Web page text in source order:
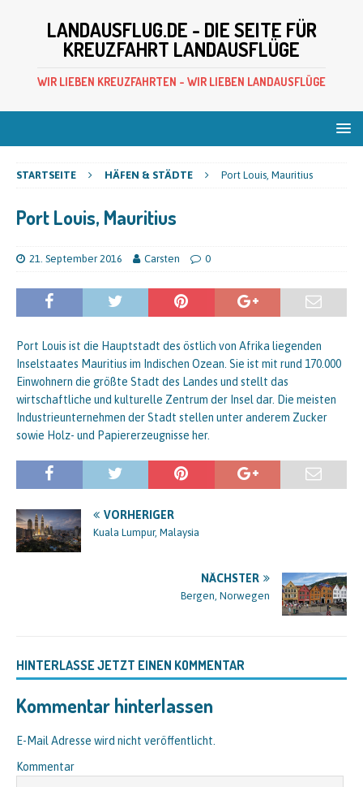
LANDAUSFLUG.DE - DIE SEITE FÜR
KREUZFAHRT LANDAUSFLÜGE
WIR LIEBEN KREUZFAHRTEN - WIR LIEBEN LANDAUSFLÜGE
STARTSEITE HÄFEN & STÄDTE Port Louis, Mauritius
Port Louis, Mauritius
21. September 2016 Carsten 0
Port Louis ist die Hauptstadt des östlich von Afrika liegenden
Inselstaates Mauritius im Indischen Ozean. Sie ist mit rund 170.000
Einwohnern die größte Stadt des Landes und stellt das
wirtschaftliche und kulturelle Zentrum der Insel dar. Die meisten
Industrieunternehmen der Stadt stellen unter anderem Zucker
sowie Holz- und Papiererzeugnisse her.
VORHERIGER
Kuala Lumpur, Malaysia
NÄCHSTER
Bergen, Norwegen
HINTERLASSE JETZT EINEN KOMMENTAR
Kommentar hinterlassen
E-Mail Adresse wird nicht veröffentlicht.
Kommentar